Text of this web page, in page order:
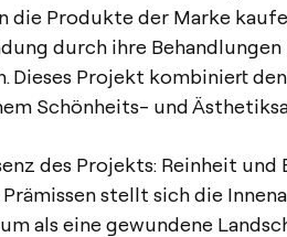
die Produkte der Marke
durch ihre
Dieses Projekt kombiniert
Schönheits- und
des Projekts: Reinheit
stellt sich die
als eine gewundene